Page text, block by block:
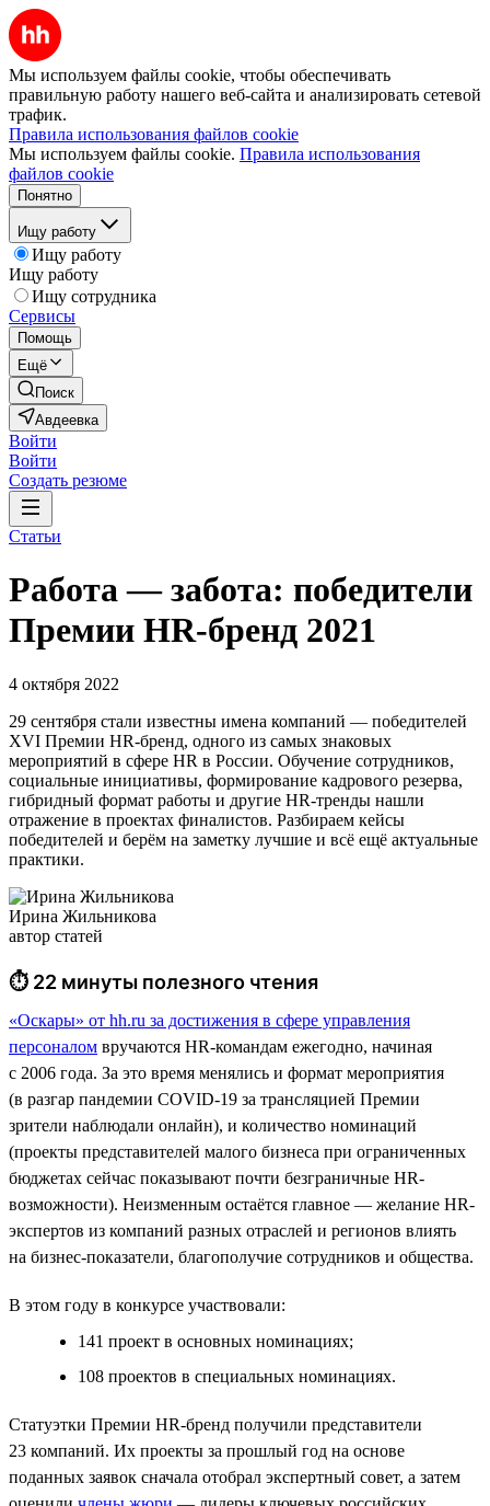
Мы используем файлы cookie, чтобы обеспечивать
правильную работу нашего веб-сайта и анализировать сетевой
трафик.
Правила использования файлов cookie
Мы используем файлы cookie. Правила использования
файлов cookie
Понятно
Ищу работу
Ищу работу
Ищу работу
Ищу сотрудника
Сервисы
Помощь
Ещё
Поиск
Авдеевка
Войти
Войти
Создать резюме
Статьи
Работа — забота: победители
Премии HR-бренд 2021
4 октября 2022
29 сентября стали известны имена компаний — победителей
XVI Премии HR-бренд, одного из самых знаковых
мероприятий в сфере HR в России. Обучение сотрудников,
социальные инициативы, формирование кадрового резерва,
гибридный формат работы и другие HR-тренды нашли
отражение в проектах финалистов. Разбираем кейсы
победителей и берём на заметку лучшие и всё ещё актуальные
практики.
Ирина Жильникова
автор статей
⏱ 22 минуты полезного чтения
«Оскары» от hh.ru за достижения в сфере управления
персоналом вручаются HR-командам ежегодно, начиная
с 2006 года. За это время менялись и формат мероприятия
(в разгар пандемии COVID-19 за трансляцией Премии
зрители наблюдали онлайн), и количество номинаций
(проекты представителей малого бизнеса при ограниченных
бюджетах сейчас показывают почти безграничные HR-
возможности). Неизменным остаётся главное — желание HR-
экспертов из компаний разных отраслей и регионов влиять
на бизнес-показатели, благополучие сотрудников и общества.
В этом году в конкурсе участвовали:
141 проект в основных номинациях;
108 проектов в специальных номинациях.
Статуэтки Премии HR-бренд получили представители
23 компаний. Их проекты за прошлый год на основе
поданных заявок сначала отобрал экспертный совет, а затем